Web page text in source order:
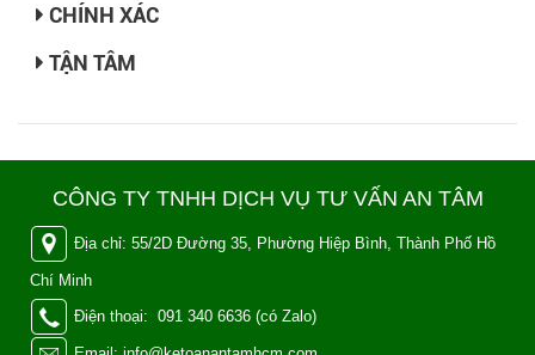
CHÍNH XÁC
TẬN TÂM
CÔNG TY TNHH DỊCH VỤ TƯ VẤN AN TÂM
Địa chỉ: 55/2D Đường 35, Phường Hiệp Bình, Thành Phố Hồ
Chí Minh
Điện thoại: 091 340 6636 (có Zalo)